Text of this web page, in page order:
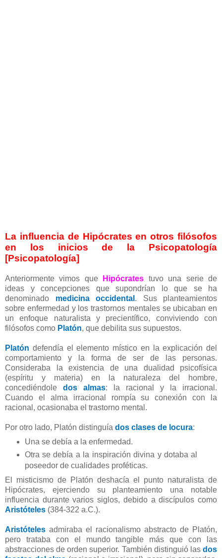
La influencia de Hipócrates en otros filósofos
en los inicios de la Psicopatología
[Psicopatología]
Anteriormente vimos que Hipócrates tuvo una serie de
ideas y concepciones que supondrían lo que se ha
denominado medicina occidental . Sus planteamientos
sobre enfermedad y los trastornos mentales se ubicaban en
un enfoque naturalista y precientífico, conviviendo con
filósofos como Platón, que debilita sus supuestos.
Platón defendía el elemento místico en la explicación del
comportamiento y la forma de ser de las personas.
Consideraba la existencia de una dualidad psicofísica
(espíritu y materia) en la naturaleza del hombre,
concediéndole dos almas: la racional y la irracional.
Cuando el alma irracional rompía su conexión con la
racional, ocasionaba el trastorno mental.
Por otro lado, Platón distinguía dos clases de locura:
Una se debía a la enfermedad.
Otra se debía a la inspiración divina y dotaba al
poseedor de cualidades proféticas.
El misticismo de Platón deshacía el punto naturalista de
Hipócrates, ejerciendo su planteamiento una notable
influencia durante varios siglos, debido a discípulos como
Aristóteles (384-322 a.C.).
Aristóteles admiraba el racionalismo abstracto de Platón,
pero trataba con el mundo tangible más que con las
abstracciones de orden superior. También distinguió las dos